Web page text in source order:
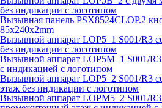
без индикации с логотипом
Вызывная панель PSX8524CLOP.2
85х240х2mm
Вызывной аппарат LOP5_1 S001/R3
без индикации с логотипом
Вызывной аппарат LOP5M_1 S001/
с индикацией с логотипом
Вызывной аппарат LOP5_2 S001/R3
этаж без индикации с логотипом
Вызывной аппарат LOPM5_2 S001/